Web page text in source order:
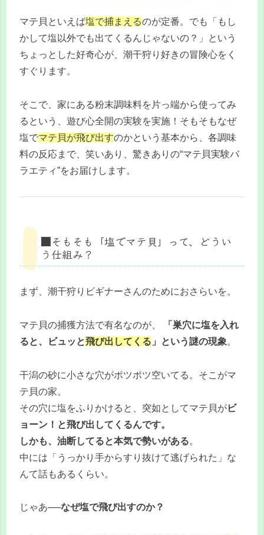
マテ貝といえば塩で捕まえるのが定番。でも「もし
かして塩以外でも出てくるんじゃないの？」という
ちょっとした好奇心が、潮干狩り好きの冒険心をく
すぐります。
そこで、家にある粉末調味料を片っ端から使ってみ
るという、遊び心全開の実験を実施！そもそもなぜ
塩でマテ貝が飛び出すのかという基本から、各調味
料の反応まで、笑いあり、驚きありの“マテ貝実験バ
ラエティ”をお届けします。
■そもそも「塩でマテ貝」って、どうい
う仕組み？
まず、潮干狩りビギナーさんのためにおさらいを。
マテ貝の捕獲方法で有名なのが、
「巣穴に塩を入れ
ると、ビュッと飛び出してくる 」という謎の現象。
干潟の砂に小さな穴がポツポツ空いてる。そこがマ
テ貝の家。
その穴に塩をふりかけると、突如としてマテ貝がビ
ョーン！と飛び出してくるんです。
しかも、油断してると本気で勢いがある。
中には「うっかり手からすり抜けて逃げられた」な
んて話もあるくらい。
じゃあ──なぜ塩で飛び出すのか？